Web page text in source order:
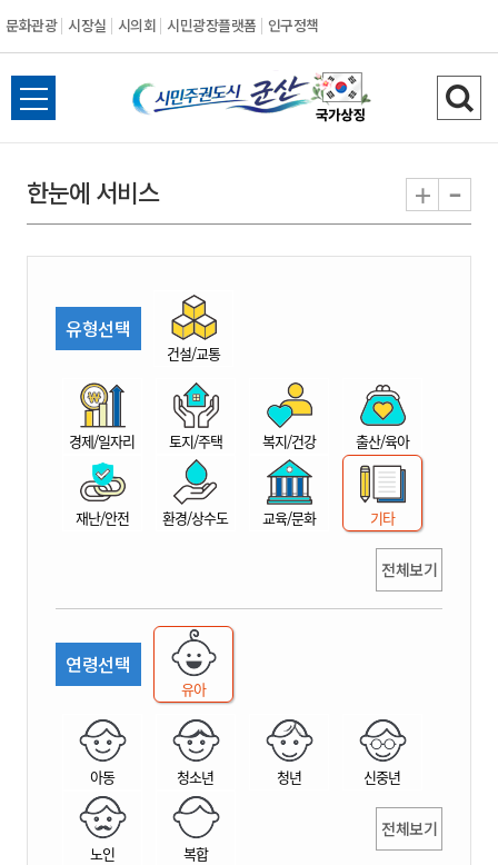
문화관광 시장실 시의회 시민광장플랫폼 인구정책
시
민
권
시
산
전
체
뉴
열
검
색
기
한눈에 서비스 + -
유형선택
건설/교통
경제/일자리 토지/주택 복지/건강 출산/육아
재난/안전 환경/상수도 교육/문화 기타
전체보기
연령선택
유아
아동 청소년 청년 신중년
노인 복합
전체보기